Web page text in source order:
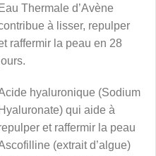
Eau Thermale d’Avène
à lisser, repulper
raffermir la peau en 28
hyaluronique (Sodium
Hyaluronate) qui aide à
et raffermir la peau
(extrait d’algue)